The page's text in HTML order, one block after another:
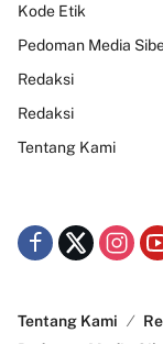
Kode Etik
Pedoman Media
Redaksi
Redaksi
Tentang Kami
Tentang Kami